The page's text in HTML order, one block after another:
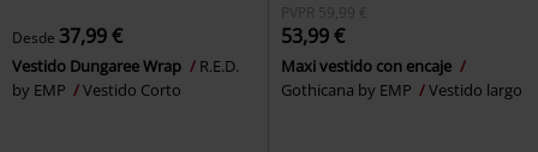
Desde 37,99 €
Vestido Dungaree Wrap
R.E.D.
by EMP
Vestido Corto
PVPR
59,99 €
53,99 €
Maxi vestido con encaje
Gothicana by EMP
Vestido largo